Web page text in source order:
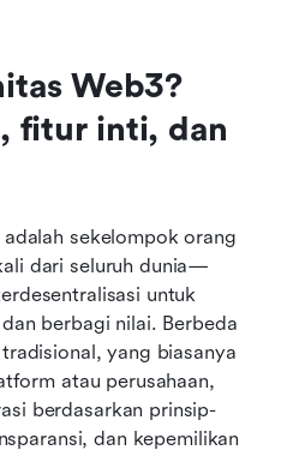
Web3?
fitur inti, dan
sekelompok orang
dari seluruh dunia—
untuk
berbagi nilai. Berbeda
yang biasanya
atau perusahaan,
berdasarkan prinsip-
dan kepemilikan